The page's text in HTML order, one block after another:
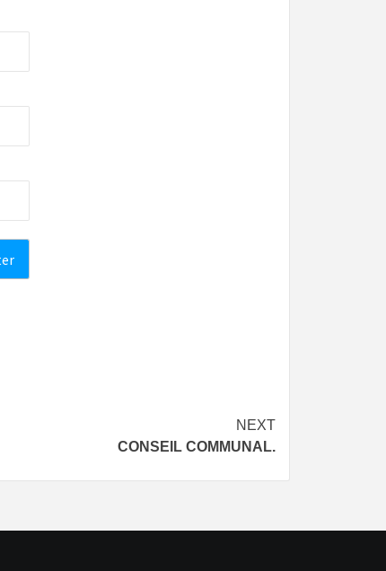
NEXT
CONSEIL COMMUNAL.